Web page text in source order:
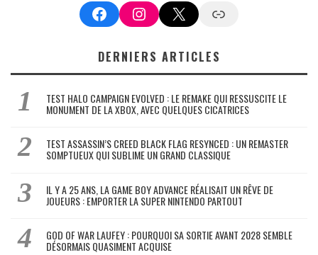
FacebookInstagram
X Google News
DERNIERS ARTICLES
TEST HALO CAMPAIGN EVOLVED : LE REMAKE QUI RESSUSCITE LE
MONUMENT DE LA XBOX, AVEC QUELQUES CICATRICES
TEST ASSASSIN’S CREED BLACK FLAG RESYNCED : UN REMASTER
SOMPTUEUX QUI SUBLIME UN GRAND CLASSIQUE
IL Y A 25 ANS, LA GAME BOY ADVANCE RÉALISAIT UN RÊVE DE
JOUEURS : EMPORTER LA SUPER NINTENDO PARTOUT
GOD OF WAR LAUFEY : POURQUOI SA SORTIE AVANT 2028 SEMBLE
DÉSORMAIS QUASIMENT ACQUISE